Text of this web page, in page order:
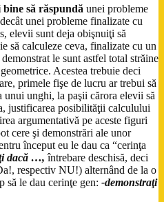
să răspundă unei probleme
decât unei probleme finalizate cu
elevii sunt deja obişnuiţi să
să calculeze ceva, finalizate cu un
le sunt astfel total străine
Acestea trebuie deci
primele fişe de lucru ar trebui să
unghi, la paşii cărora elevii să
justificarea posibilităţii calculului
argumentativă pe aceste figuri
cere şi demonstrări ale unor
început eu le dau ca “cerinţa
dacă …, întrebare deschisă, deci
respectiv NU!) alternând de la o
să le dau cerinţe gen: -demonstraţi